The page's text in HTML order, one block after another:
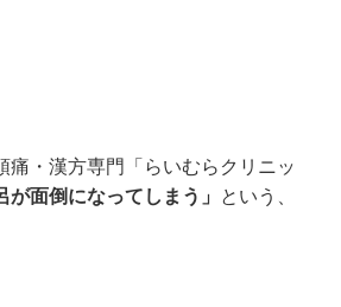
・漢方専門「らいむらクリニッ
が面倒になってしまう」
という、